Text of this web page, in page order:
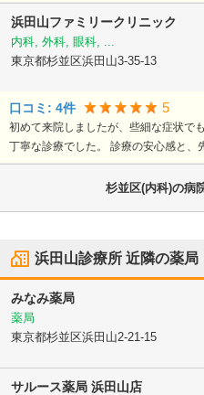
浜田山ファミリークリニック
内科, 外科, 眼科, ...
東京都杉並区浜田山3-35-13
口コミ: 4件 5
初めて来院しましたが、些細な症状で
丁寧な診療でした。 診療の安心感と、
杉並区(内科)の病
浜田山診療所 近隣の薬局
みなみ薬局
薬局
東京都杉並区浜田山2-21-15
サルース薬局 浜田山店